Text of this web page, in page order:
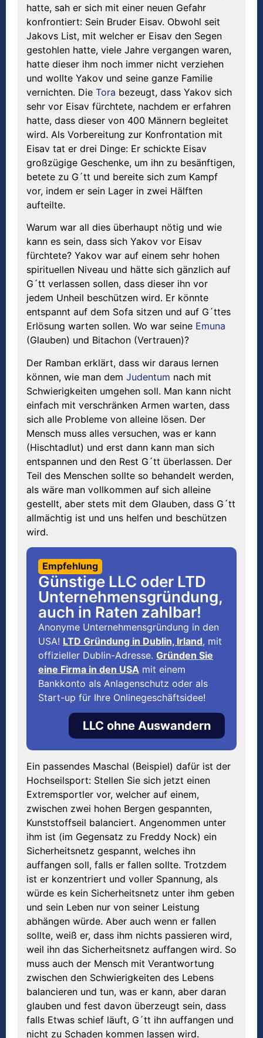
hatte, sah er sich mit einer neuen Gefahr
konfrontiert: Sein Bruder Eisav. Obwohl seit
Jakovs List, mit welcher er Eisav den Segen
gestohlen hatte, viele Jahre vergangen waren,
hatte dieser ihm noch immer nicht verziehen
und wollte Yakov und seine ganze Familie
vernichten. Die Tora bezeugt, dass Yakov sich
sehr vor Eisav fürchtete, nachdem er erfahren
hatte, dass dieser von 400 Männern begleitet
wird. Als Vorbereitung zur Konfrontation mit
Eisav tat er drei Dinge: Er schickte Eisav
großzügige Geschenke, um ihn zu besänftigen,
betete zu G´tt und bereite sich zum Kampf
vor, indem er sein Lager in zwei Hälften
aufteilte.
Warum war all dies überhaupt nötig und wie
kann es sein, dass sich Yakov vor Eisav
fürchtete? Yakov war auf einem sehr hohen
spirituellen Niveau und hätte sich gänzlich auf
G´tt verlassen sollen, dass dieser ihn vor
jedem Unheil beschützen wird. Er könnte
entspannt auf dem Sofa sitzen und auf G´ttes
Erlösung warten sollen. Wo war seine Emuna
(Glauben) und Bitachon (Vertrauen)?
Der Ramban erklärt, dass wir daraus lernen
können, wie man dem Judentum nach mit
Schwierigkeiten umgehen soll. Man kann nicht
einfach mit verschränken Armen warten, dass
sich alle Probleme von alleine lösen. Der
Mensch muss alles versuchen, was er kann
(Hischtadlut) und erst dann kann man sich
entspannen und den Rest G´tt überlassen. Der
Teil des Menschen sollte so behandelt werden,
als wäre man vollkommen auf sich alleine
gestellt, aber stets mit dem Glauben, dass G´tt
allmächtig ist und uns helfen und beschützen
wird.
Empfehlung
Günstige LLC oder LTD
Unternehmensgründung,
auch in Raten zahlbar!
Anonyme Unternehmensgründung in den
USA! LTD Gründung in Dublin, Irland, mit
offizieller Dublin-Adresse. Gründen Sie
eine Firma in den USA mit einem
Bankkonto als Anlagenschutz oder als
Start-up für Ihre Onlinegeschäftsidee!
LLC ohne Auswandern
Ein passendes Maschal (Beispiel) dafür ist der
Hochseilsport: Stellen Sie sich jetzt einen
Extremsportler vor, welcher auf einem,
zwischen zwei hohen Bergen gespannten,
Kunststoffseil balanciert. Angenommen unter
ihm ist (im Gegensatz zu Freddy Nock) ein
Sicherheitsnetz gespannt, welches ihn
auffangen soll, falls er fallen sollte. Trotzdem
ist er konzentriert und voller Spannung, als
würde es kein Sicherheitsnetz unter ihm geben
und sein Leben nur von seiner Leistung
abhängen würde. Aber auch wenn er fallen
sollte, weiß er, dass ihm nichts passieren wird,
weil ihn das Sicherheitsnetz auffangen wird. So
muss auch der Mensch mit Verantwortung
zwischen den Schwierigkeiten des Lebens
balancieren und tun, was er kann, aber daran
glauben und fest davon überzeugt sein, dass
falls Etwas schief läuft, G´tt ihn auffangen und
nicht zu Schaden kommen lassen wird.